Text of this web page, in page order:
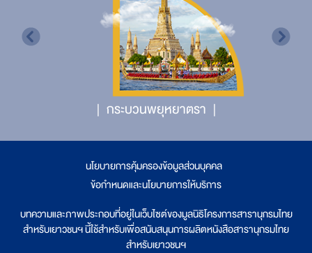
กระบวนพยุหยาตรา
นโยบายการคุ้มครองข้อมูลส่วนบุคคล
ข้อกำหนดและนโยบายการให้บริการ
บทความและภาพประกอบที่อยู่ในเว็บไซต์ของมูลนิธิโครงการสารานุกรมไทย
สำหรับเยาวชนฯ นี้ใช้สำหรับเพื่อสนับสนุนการผลิตหนังสือสารานุกรมไทย
สำหรับเยาวชนฯ